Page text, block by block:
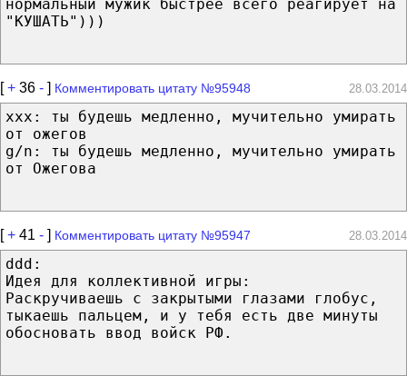
нормальный мужик быстрее всего реагирует на
"КУШАТЬ")))
[+ 36 - ] Комментировать цитату №95948 28.03.2014
xxx: ты будешь медленно, мучительно умирать
от ожегов
g/n: ты будешь медленно, мучительно умирать
от Ожегова
[+ 41 - ] Комментировать цитату №95947 28.03.2014
ddd:
Идея для коллективной игры:
Раскручиваешь с закрытыми глазами глобус,
тыкаешь пальцем, и у тебя есть две минуты
обосновать ввод войск РФ.